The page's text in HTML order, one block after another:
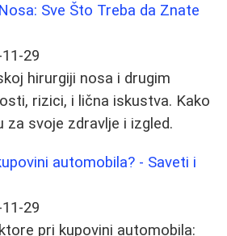
Sve Što Treba da Znate
29
hirurgiji nosa i drugim
rizici, i lična iskustva. Kako
za svoje zdravlje i izgled.
automobila? - Saveti i
29
pri kupovini automobila: